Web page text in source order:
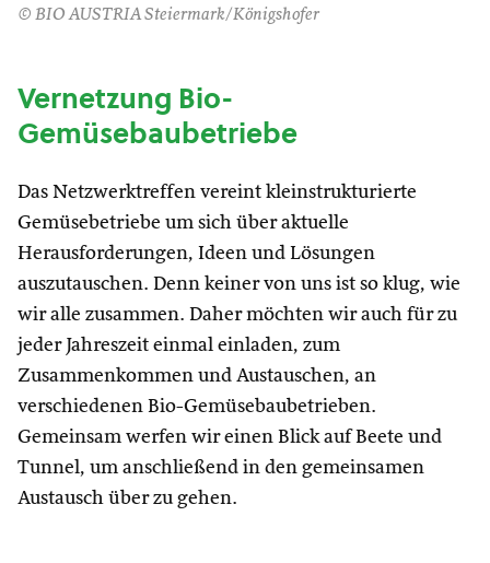
© BIO AUSTRIA Steiermark/Königshofer
Vernetzung Bio-
Gemüsebaubetriebe
Das Netzwerktreffen vereint kleinstrukturierte
Gemüsebetriebe um sich über aktuelle
Herausforderungen, Ideen und Lösungen
auszutauschen. Denn keiner von uns ist so klug, wie
wir alle zusammen. Daher möchten wir auch für zu
jeder Jahreszeit einmal einladen, zum
Zusammenkommen und Austauschen, an
verschiedenen Bio-Gemüsebaubetrieben.
Gemeinsam werfen wir einen Blick auf Beete und
Tunnel, um anschließend in den gemeinsamen
Austausch über zu gehen.